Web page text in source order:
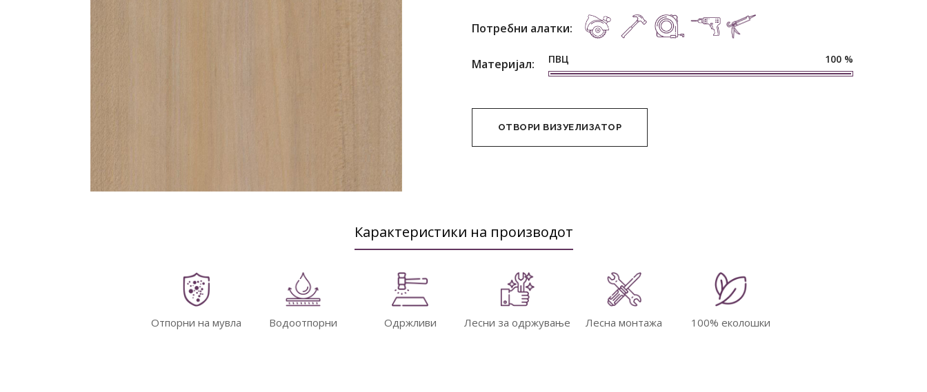
Потребни алатки:
Материјал: ПВЦ 100 %
ОТВОРИ ВИЗУЕЛИЗАТОР
Карактеристики на производот
Отпорни на мувла Водоотпорни Одржливи Лесни за одржување Лесна монтажа 100% еколошки